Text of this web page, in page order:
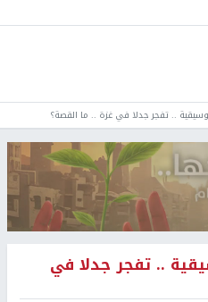
.. تفجر جدلا في غزة .. ما القصة؟
.. تفجر جدلا في